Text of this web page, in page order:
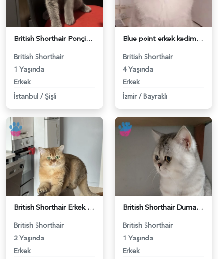
British Shorthair Ponçiğim Eş Arıyor - 118984654
British Shorthair
1 Yaşında
Erkek
İstanbul / Şişli
Blue point erkek kedimize dişi eş arıyoruz - 118984655
British Shorthair
4 Yaşında
Erkek
İzmir / Bayraklı
British Shorthair Erkek Kızgınlıkta - 118984651
British Shorthair
2 Yaşında
Erkek
British Shorthair Duma Eş Arıyorum - 118984650
British Shorthair
1 Yaşında
Erkek